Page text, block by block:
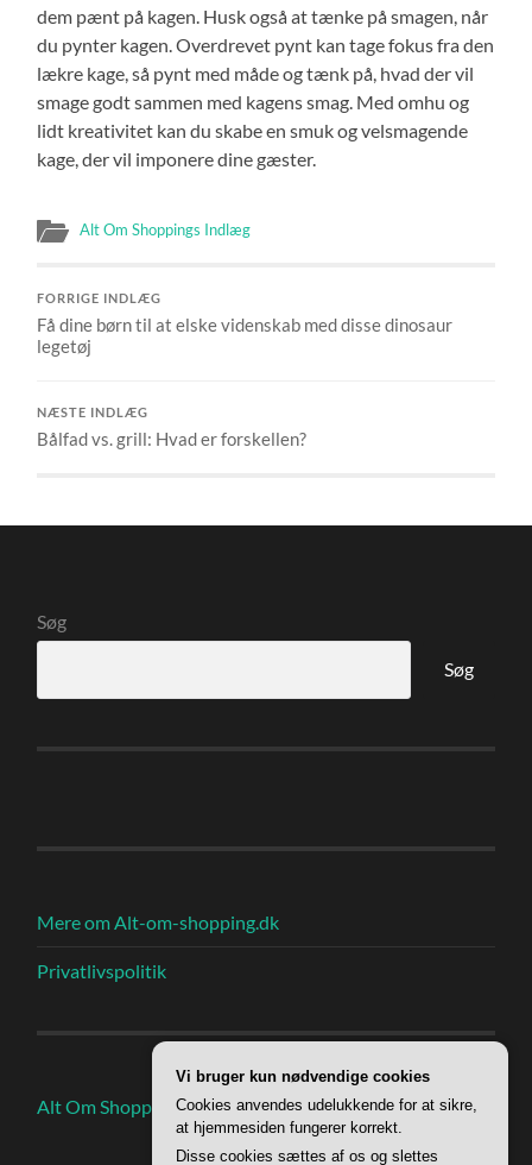
dem pænt på kagen. Husk også at tænke på smagen, når
du pynter kagen. Overdrevet pynt kan tage fokus fra den
lækre kage, så pynt med måde og tænk på, hvad der vil
smage godt sammen med kagens smag. Med omhu og
lidt kreativitet kan du skabe en smuk og velsmagende
kage, der vil imponere dine gæster.
Alt Om Shoppings Indlæg
FORRIGE INDLÆG
Få dine børn til at elske videnskab med disse dinosaur
legetøj
NÆSTE INDLÆG
Bålfad vs. grill: Hvad er forskellen?
Søg
Søg
Mere om Alt-om-shopping.dk
Privatlivspolitik
Alt Om Shoppings Indlæg
Vi bruger kun nødvendige cookies
Cookies anvendes udelukkende for at sikre,
at hjemmesiden fungerer korrekt.
Disse cookies sættes af os og slettes